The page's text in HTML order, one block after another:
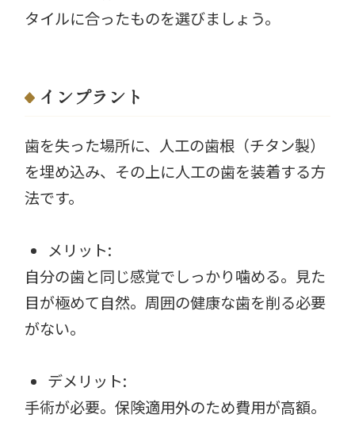
タイルに合ったものを選びましょう。
インプラント
歯を失った場所に、人工の歯根（チタン製）
を埋め込み、その上に人工の歯を装着する方
法です。
メリット:
自分の歯と同じ感覚でしっかり噛める。見た
目が極めて自然。周囲の健康な歯を削る必要
がない。
デメリット:
手術が必要。保険適用外のため費用が高額。